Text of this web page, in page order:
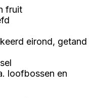
fruit
eirond, getand
loofbossen en